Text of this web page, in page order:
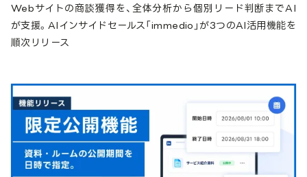
Webサイトの商談獲得を、全体分析から個別リード判断までAI
が支援。AIインサイドセールス「immedio」が3つのAI活用機能を
順次リリース